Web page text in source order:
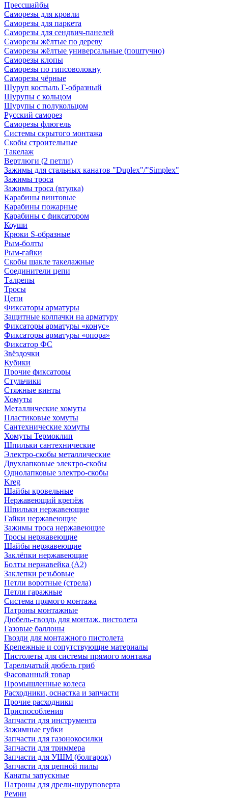
Прессшайбы
Саморезы для кровли
Саморезы для паркета
Саморезы для сендвич-панелей
Саморезы жёлтые по дереву
Саморезы жёлтые универсальные (поштучно)
Саморезы клопы
Саморезы по гипсоволокну
Саморезы чёрные
Шуруп костыль Г-образный
Шурупы с кольцом
Шурупы с полукольцом
Русский саморез
Саморезы флюгель
Системы скрытого монтажа
Скобы строительные
Такелаж
Вертлюги (2 петли)
Зажимы для стальных канатов "Duplex"/"Simplex"
Зажимы троса
Зажимы троса (втулка)
Карабины винтовые
Карабины пожарные
Карабины с фиксатором
Коуши
Крюки S-образные
Рым-болты
Рым-гайки
Скобы шакле такелажные
Соединители цепи
Талрепы
Тросы
Цепи
Фиксаторы арматуры
Защитные колпачки на арматуру
Фиксаторы арматуры «конус»
Фиксаторы арматуры «опора»
Фиксатор ФС
Звёздочки
Кубики
Прочие фиксаторы
Стульчики
Стяжные винты
Хомуты
Металлические хомуты
Пластиковые хомуты
Сантехнические хомуты
Хомуты Термоклип
Шпильки сантехнические
Электро-скобы металлические
Двухлапковые электро-скобы
Однолапковые электро-скобы
Kreg
Шайбы кровельные
Нержавеющий крепёж
Шпильки нержавеющие
Гайки нержавеющие
Зажимы троса нержавеющие
Тросы нержавеющие
Шайбы нержавеющие
Заклёпки нержавеющие
Болты нержавейка (А2)
Заклепки резьбовые
Петли воротные (стрела)
Петли гаражные
Система прямого монтажа
Патроны монтажные
Дюбель-гвоздь для монтаж. пистолета
Газовые баллоны
Гвозди для монтажного пистолета
Крепежные и сопутствующие материалы
Пистолеты для системы прямого монтажа
Тарельчатый дюбель гриб
Фасованный товар
Промышленные колеса
Расходники, оснастка и запчасти
Прочие расходники
Приспособления
Запчасти для инструмента
Зажимные губки
Запчасти для газонокосилки
Запчасти для триммера
Запчасти для УШМ (болгарок)
Запчасти для цепной пилы
Канаты запускные
Патроны для дрели-шуруповерта
Ремни